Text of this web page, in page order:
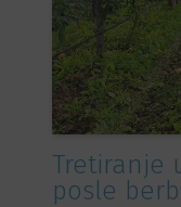
Tretiranje
posle